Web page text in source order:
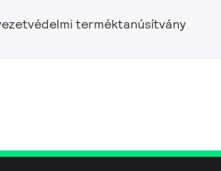
terméktanúsítvány